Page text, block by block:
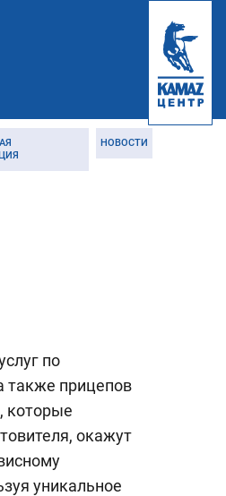
НОВОСТИ
по
также прицепов
которые
окажут
уникальное